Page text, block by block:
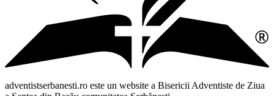
adventistserbanesti.ro este un website a Bisericii Adventiste de Ziua